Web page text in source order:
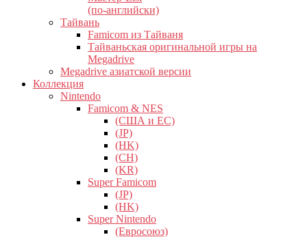
(по-английски)
Тайвань
Famicom из Тайваня
Тайваньская оригинальной игры на
Megadrive
Megadrive азиатской версии
Коллекция
Nintendo
Famicom & NES
(США и ЕС)
(JP)
(HK)
(CH)
(KR)
Super Famicom
(JP)
(HK)
Super Nintendo
(Евросоюз)